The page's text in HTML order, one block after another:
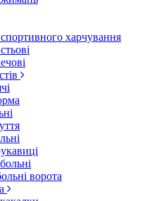
харчування
ворота